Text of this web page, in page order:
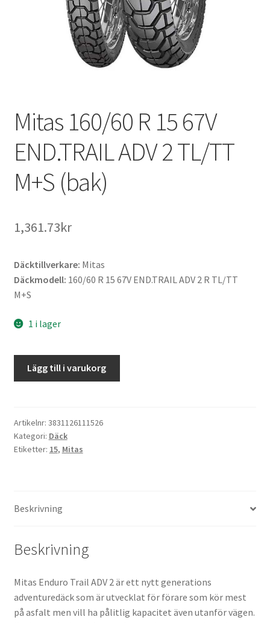
Mitas 160/60 R 15 67V
END.TRAIL ADV 2 TL/TT
M+S (bak)
1,361.73kr
Däcktillverkare: Mitas
Däckmodell: 160/60 R 15 67V END.TRAIL ADV 2 R TL/TT
M+S
1 i lager
160/60
67V
END.TRAIL
ADV
(bak)
Lägg till i varukorg
Artikelnr: 3831126111526
Kategori: Däck
Etiketter: 15, Mitas
Beskrivning
Beskrivning
Mitas Enduro Trail ADV 2 är ett nytt generations
adventuredäck som är utvecklat för förare som kör mest
på asfalt men vill ha pålitlig kapacitet även utanför vägen.